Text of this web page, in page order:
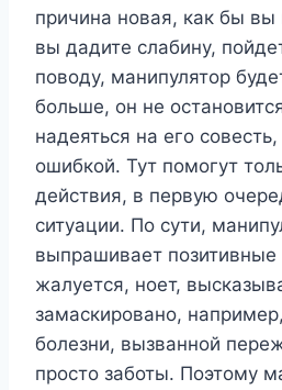
причина новая, как бы вы
вы дадите слабину,
поводу, манипулятор
больше, он не
надеяться на его
ошибкой. Тут помогут
действия, в первую
ситуации. По сути,
выпрашивает позитивные
жалуется, ноет,
замаскировано,
болезни, вызванной
просто заботы. Поэтому